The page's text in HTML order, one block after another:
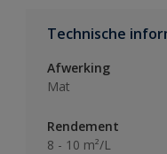
Technische
Afwerking
Mat
Rendement
8 - 10 m²/L